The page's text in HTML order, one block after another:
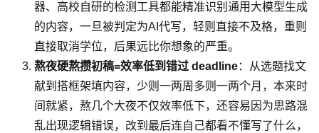
器、高校自研的检测工具都能精准识别通用大模型生成
的内容，一旦被判定为AI代写，轻则直接不及格，重则
直接取消学位，后果远比你想象的严重。
熬夜硬熬攒初稿=效率低到错过 deadline：从选题找文
献到搭框架填内容，少则一两周多则一两个月，本来时
间就紧，熬几个大夜不仅效率低下，还容易因为思路混
乱出现逻辑错误，改到最后连自己都看不懂写了什么，